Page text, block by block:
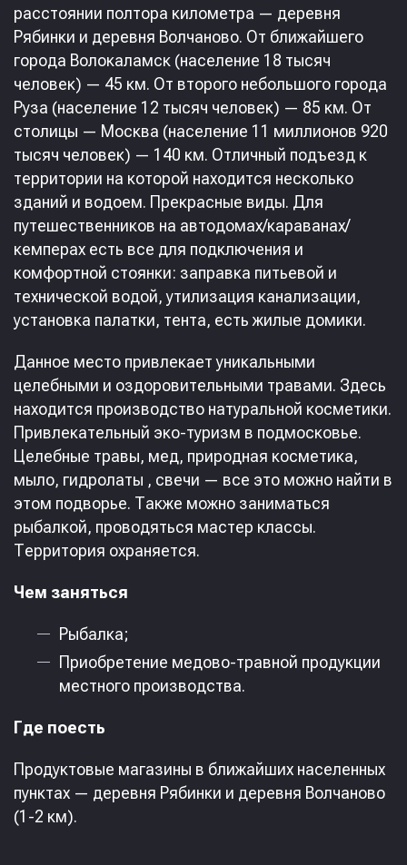
расстоянии полтора километра — деревня
Рябинки и деревня Волчаново. От ближайшего
города Волокаламск (население 18 тысяч
человек) — 45 км. От второго небольшого города
Руза (население 12 тысяч человек) — 85 км. От
столицы — Москва (население 11 миллионов 920
тысяч человек) — 140 км. Отличный подъезд к
территории на которой находится несколько
зданий и водоем. Прекрасные виды. Для
путешественников на автодомах/караванах/
кемперах есть все для подключения и
комфортной стоянки: заправка питьевой и
технической водой, утилизация канализации,
установка палатки, тента, есть жилые домики.
Данное место привлекает уникальными
целебными и оздоровительными травами. Здесь
находится производство натуральной косметики.
Привлекательный эко-туризм в подмосковье.
Целебные травы, мед, природная косметика,
мыло, гидролаты , свечи — все это можно найти в
этом подворье. Также можно заниматься
рыбалкой, проводяться мастер классы.
Территория охраняется.
Чем заняться
Рыбалка;
Приобретение медово-травной продукции
местного производства.
Где поесть
Продуктовые магазины в ближайших населенных
пунктах — деревня Рябинки и деревня Волчаново
(1-2 км).